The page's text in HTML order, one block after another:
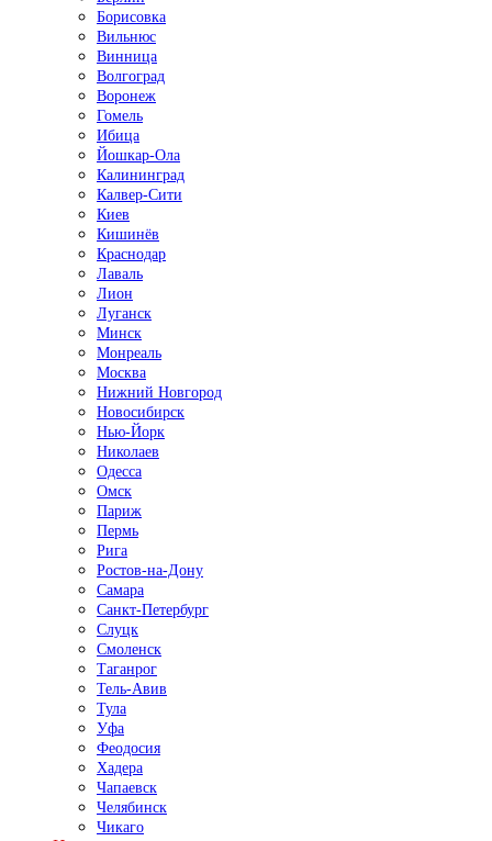
Борисовка
Вильнюс
Винница
Волгоград
Воронеж
Гомель
Ибица
Йошкар-Ола
Калининград
Калвер-Сити
Киев
Кишинёв
Краснодар
Лаваль
Лион
Луганск
Минск
Монреаль
Москва
Нижний Новгород
Новосибирск
Нью-Йорк
Николаев
Одесса
Омск
Париж
Пермь
Рига
Ростов-на-Дону
Самара
Санкт-Петербург
Слуцк
Смоленск
Таганрог
Тель-Авив
Тула
Уфа
Феодосия
Хадера
Чапаевск
Челябинск
Чикаго